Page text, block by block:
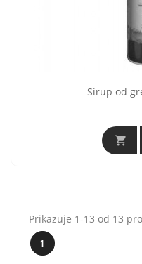
Sirup od

Prikazuje 1-13 od 13
1